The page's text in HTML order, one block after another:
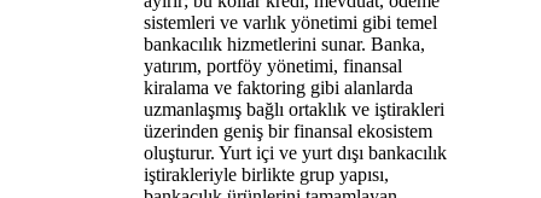
sistemleri ve varlık yönetimi gibi temel
bankacılık hizmetlerini sunar. Banka,
yatırım, portföy yönetimi, finansal
kiralama ve faktoring gibi alanlarda
uzmanlaşmış bağlı ortaklık ve iştirakleri
üzerinden geniş bir finansal ekosistem
oluşturur. Yurt içi ve yurt dışı bankacılık
iştirakleriyle birlikte grup yapısı,